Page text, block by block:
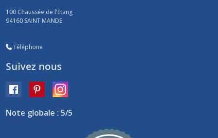
100 Chaussée de l'Etang
94160 SAINT MANDE
Téléphone
Suivez nous
Note globale : 5/5